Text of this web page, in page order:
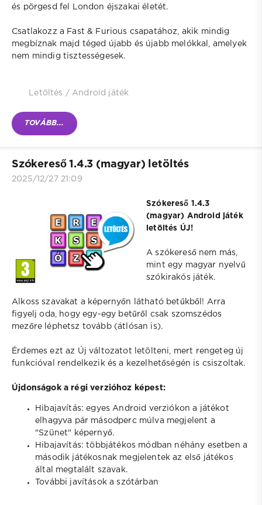
és pörgesd fel London éjszakai életét.
Csatlakozz a Fast & Furious csapatához, akik mindig
megbíznak majd téged újabb és újabb melókkal, amelyek
nem mindig tisztességesek.
Letöltés / Android játék
TOVÁBB...
Szókereső 1.4.3 (magyar) letöltés
2025/12/27 21:09
Szókereső 1.4.3
(magyar) Android játék
letöltés ÚJ!
A szókereső nem más,
mint egy magyar nyelvű
szókirakós játék.
Alkoss szavakat a képernyőn látható betűkből! Arra
figyelj oda, hogy egy-egy betűről csak szomszédos
mezőre léphetsz tovább (átlósan is).
Érdemes ezt az Új változatot letölteni, mert rengeteg új
funkcióval rendelkezik és a kezelhetőségén is csiszoltak.
Újdonságok a régi verzióhoz képest:
Hibajavítás: egyes Android verziókon a játékot
elhagyva pár másodperc múlva megjelent a
"Szünet" képernyő.
Hibajavítás: többjátékos módban néhány esetben a
második játékosnak megjelentek az első játékos
által megtalált szavak.
További javítások a szótárban